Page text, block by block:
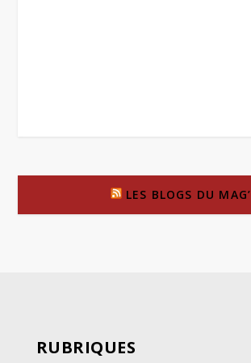
LES BLOGS DU MAG’
RUBRIQUES